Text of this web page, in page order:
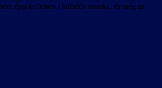
épp kellemes / haladós munka, és még az